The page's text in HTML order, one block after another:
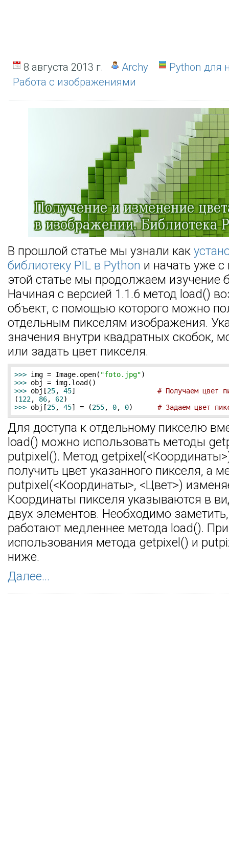
8 августа 2013 г. Archy
Python для
Работа с изображениями
В прошлой статье мы узнали как
библиотеку PIL в Python и начать уже с
этой статье мы продолжаем изучение
Начиная с версией 1.1.6 метод load()
объект, с помощью которого можно
отдельным пикселям изображения.
значения внутри квадратных скобок,
или задать цвет пикселя.
>>> img = Image.open( "foto.jpg"
>>>
>>> obj[25, 45] # Получаем цвет
(122, 86, 62
>>> obj[25, 45] = (255, 0, 0) # Задаем цвет
Для доступа к отдельному пикселю
load() можно использовать методы
putpixel(). Метод
получить цвет указанного пикселя, а
putpixel(<Координаты>, <Цвет>)
Координаты пикселя указываются в
двух элементов. Необходимо
работают медленнее метода load().
использования метода getpixel() и
ниже.
Далее...